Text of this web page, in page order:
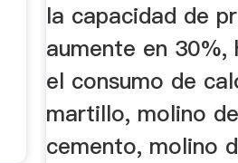
la capacidad de
aumente en 30%,
el consumo de
martillo, molino
cemento, molino